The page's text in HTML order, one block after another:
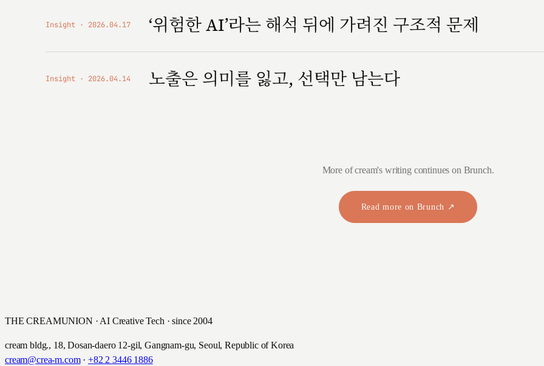
Insight 2026.04.17 ‘위험한 AI’라는 해석 뒤에 가려진 구조적 문제
Insight 2026.04.14 노출은 의미를 잃고, 선택만 남는다
More of cream's writing continues on Brunch.
Read more on Brunch ↗
THE CREAMUNION · AI Creative Tech · since 2004
cream bldg., 18, Dosan-daero 12-gil, Gangnam-gu, Seoul, Republic of Korea
cream@crea-m.com· +82 2 3446 1886